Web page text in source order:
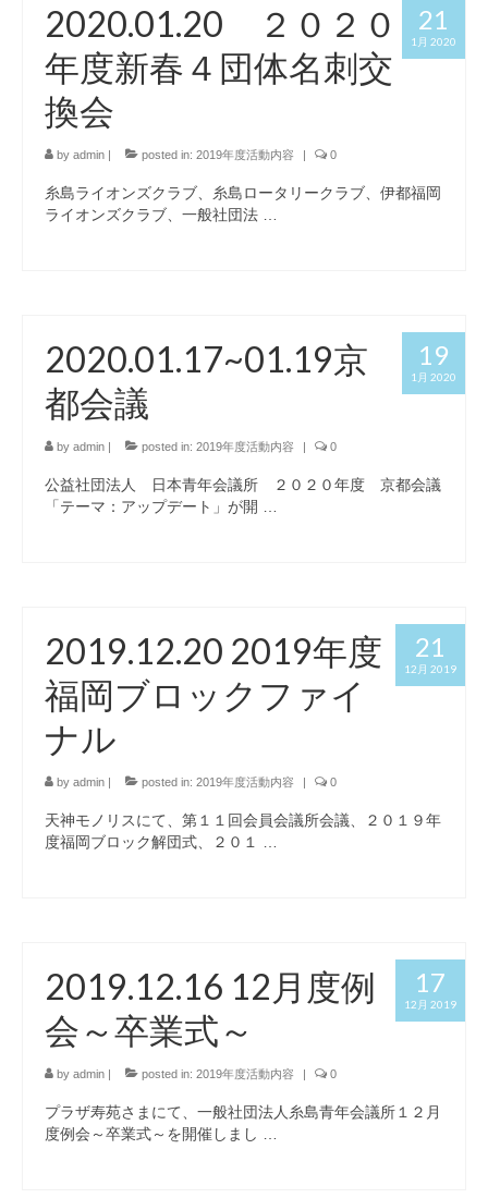
21
1月 2020
2020.01.20 ２０２０
年度新春４団体名刺交
換会
by admin | posted in: 2019年度活動内容 | 0
糸島ライオンズクラブ、糸島ロータリークラブ、伊都福岡
ライオンズクラブ、一般社団法 …
19
1月 2020
2020.01.17~01.19京
都会議
by admin | posted in: 2019年度活動内容 | 0
公益社団法人 日本青年会議所 ２０２０年度 京都会議
「テーマ：アップデート」が開 …
21
12月 2019
2019.12.20 2019年度
福岡ブロックファイ
ナル
by admin | posted in: 2019年度活動内容 | 0
天神モノリスにて、第１１回会員会議所会議、２０１９年
度福岡ブロック解団式、２０１ …
17
12月 2019
2019.12.16 12月度例
会～卒業式～
by admin | posted in: 2019年度活動内容 | 0
プラザ寿苑さまにて、一般社団法人糸島青年会議所１２月
度例会～卒業式～を開催しまし …